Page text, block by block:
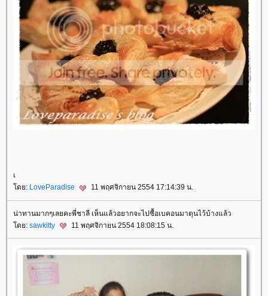
เ
ดย: LoveParadise 11 พฤศจิกายน 2554 17:14:39 น.
น่าทานมากๆเลยคะพี่ชาลี เห็นแล้วอยากจะไปซื้อเบคอนมาตุนไว้บ้างแล้ว
ดย: sawkitty 11 พฤศจิกายน 2554 18:08:15 น.